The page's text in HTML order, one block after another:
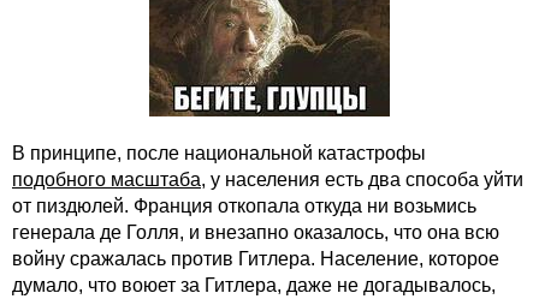
В принципе, после национальной катастрофы
подобного масштаба, у населения есть два способа уйти
от пиздюлей. Франция откопала откуда ни возьмись
генерала де Голля, и внезапно оказалось, что она всю
войну сражалась против Гитлера. Население, которое
думало, что воюет за Гитлера, даже не догадывалось,